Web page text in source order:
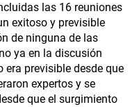
las 16 reuniones
exitoso y previsible
de ninguna de las
ya en la discusión
previsible desde que
expertos y se
que el surgimiento